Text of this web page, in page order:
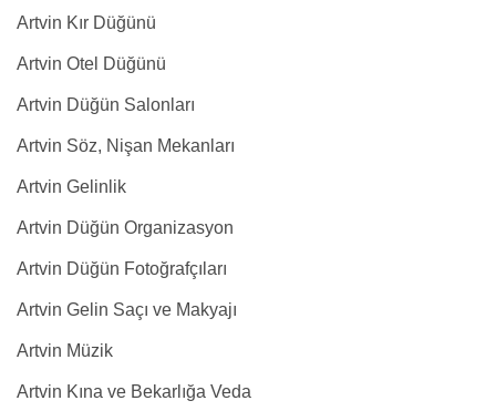
Artvin Kır Düğünü
Artvin Otel Düğünü
Artvin Düğün Salonları
Artvin Söz, Nişan Mekanları
Artvin Gelinlik
Artvin Düğün Organizasyon
Artvin Düğün Fotoğrafçıları
Artvin Gelin Saçı ve Makyajı
Artvin Müzik
Artvin Kına ve Bekarlığa Veda